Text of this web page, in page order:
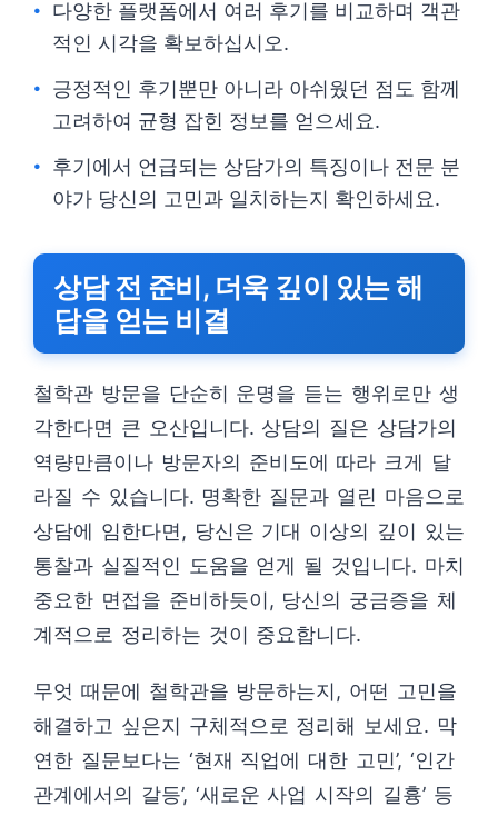
다양한 플랫폼에서 여러 후기를 비교하며 객관
적인 시각을 확보하십시오.
긍정적인 후기뿐만 아니라 아쉬웠던 점도 함께
고려하여 균형 잡힌 정보를 얻으세요.
후기에서 언급되는 상담가의 특징이나 전문 분
야가 당신의 고민과 일치하는지 확인하세요.
상담 전 준비, 더욱 깊이 있는 해
답을 얻는 비결
철학관 방문을 단순히 운명을 듣는 행위로만 생
각한다면 큰 오산입니다. 상담의 질은 상담가의
역량만큼이나 방문자의 준비도에 따라 크게 달
라질 수 있습니다. 명확한 질문과 열린 마음으로
상담에 임한다면, 당신은 기대 이상의 깊이 있는
통찰과 실질적인 도움을 얻게 될 것입니다. 마치
중요한 면접을 준비하듯이, 당신의 궁금증을 체
계적으로 정리하는 것이 중요합니다.
무엇 때문에 철학관을 방문하는지, 어떤 고민을
해결하고 싶은지 구체적으로 정리해 보세요. 막
연한 질문보다는 ‘현재 직업에 대한 고민’, ‘인간
관계에서의 갈등’, ‘새로운 사업 시작의 길흉’ 등